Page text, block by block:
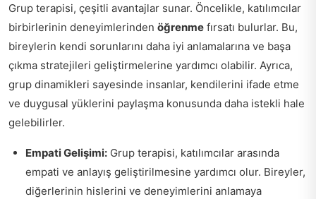
Grup terapisi, çeşitli avantajlar sunar. Öncelikle, katılımcılar
birbirlerinin deneyimlerinden öğrenme fırsatı bulurlar. Bu,
bireylerin kendi sorunlarını daha iyi anlamalarına ve başa
çıkma stratejileri geliştirmelerine yardımcı olabilir. Ayrıca,
grup dinamikleri sayesinde insanlar, kendilerini ifade etme
ve duygusal yüklerini paylaşma konusunda daha istekli hale
gelebilirler.
Empati Gelişimi: Grup terapisi, katılımcılar arasında
empati ve anlayış geliştirilmesine yardımcı olur. Bireyler,
diğerlerinin hislerini ve deneyimlerini anlamaya